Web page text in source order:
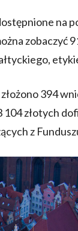
na
394
104 złotych
z